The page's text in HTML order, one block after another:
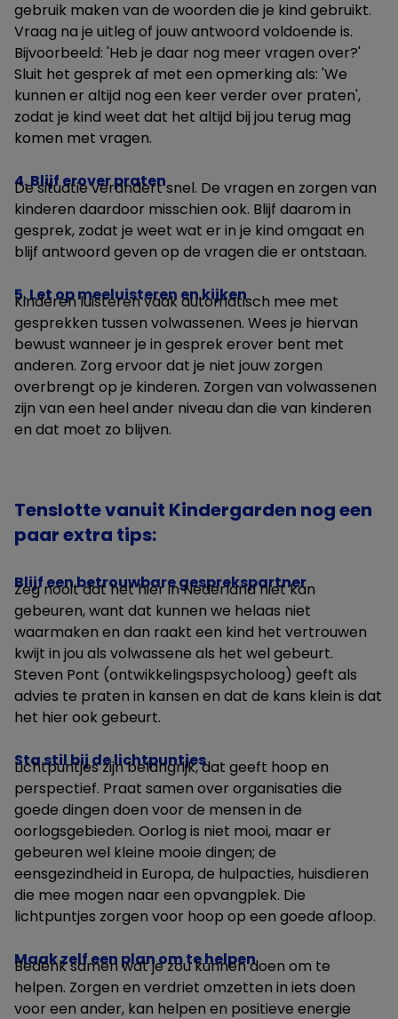
gebruik maken van de woorden die je kind gebruikt.
Vraag na je uitleg of jouw antwoord voldoende is.
Bijvoorbeeld: 'Heb je daar nog meer vragen over?'
Sluit het gesprek af met een opmerking als: 'We
kunnen er altijd nog een keer verder over praten',
zodat je kind weet dat het altijd bij jou terug mag
komen met vragen.
4. Blijf erover praten
De situatie verandert snel. De vragen en zorgen van
kinderen daardoor misschien ook. Blijf daarom in
gesprek, zodat je weet wat er in je kind omgaat en
blijf antwoord geven op de vragen die er ontstaan.
5. Let op meeluisteren en kijken
Kinderen luisteren vaak automatisch mee met
gesprekken tussen volwassenen. Wees je hiervan
bewust wanneer je in gesprek erover bent met
anderen. Zorg ervoor dat je niet jouw zorgen
overbrengt op je kinderen. Zorgen van volwassenen
zijn van een heel ander niveau dan die van kinderen
en dat moet zo blijven.
Tenslotte vanuit Kindergarden nog een
paar extra tips:
Blijf een betrouwbare gesprekspartner
Zeg nooit dat het hier in Nederland niet kan
gebeuren, want dat kunnen we helaas niet
waarmaken en dan raakt een kind het vertrouwen
kwijt in jou als volwassene als het wel gebeurt.
Steven Pont (ontwikkelingspsycholoog) geeft als
advies te praten in kansen en dat de kans klein is dat
het hier ook gebeurt.
Sta stil bij de lichtpuntjes
Lichtpuntjes zijn belangrijk, dat geeft hoop en
perspectief. Praat samen over organisaties die
goede dingen doen voor de mensen in de
oorlogsgebieden. Oorlog is niet mooi, maar er
gebeuren wel kleine mooie dingen; de
eensgezindheid in Europa, de hulpacties, huisdieren
die mee mogen naar een opvangplek. Die
lichtpuntjes zorgen voor hoop op een goede afloop.
Maak zelf een plan om te helpen
Bedenk samen wat je zou kunnen doen om te
helpen. Zorgen en verdriet omzetten in iets doen
voor een ander, kan helpen en positieve energie